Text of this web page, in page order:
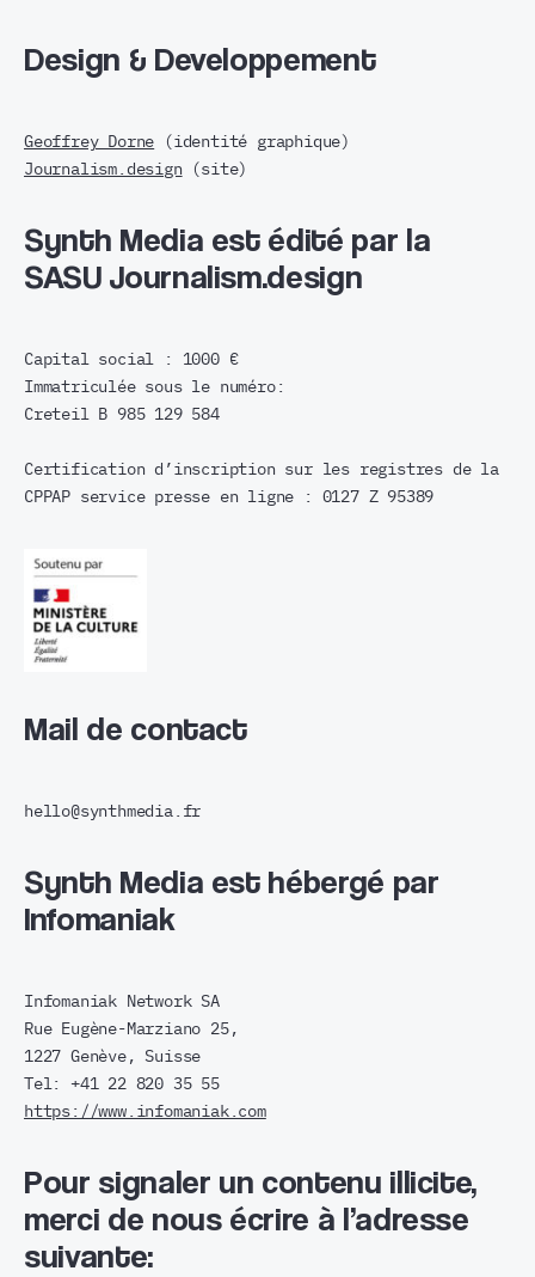
Design & Developpement
Geoffrey Dorne (identité graphique)
Journalism.design (site)
Synth Media est édité par la
SASU Journalism.design
Capital social : 1000 €
Immatriculée sous le numéro:
Creteil B 985 129 584
Certification d’inscription sur les registres de la
CPPAP service presse en ligne : 0127 Z 95389
Mail de contact
hello@synthmedia.fr
Synth Media est hébergé par
Infomaniak
Infomaniak Network SA
Rue Eugène-Marziano 25,
1227 Genève, Suisse
Tel: +41 22 820 35 55
https://www.infomaniak.com
Pour signaler un contenu illicite,
merci de nous écrire à l’adresse
suivante: